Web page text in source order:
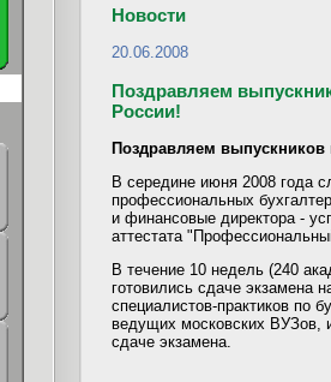
Новости
20.06.2008
Поздравляем
России!
Поздравляем
В середине июня 2008 года
профессиональных
и финансовые директора -
аттестата
В течение 10 недель (240
готовились сдаче экзамена
специалистов-практиков по
ведущих московских ВУЗов,
сдаче экзамена.